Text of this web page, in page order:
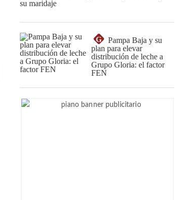
G
Pampa Baja y su
plan para elevar
distribución de leche a
Grupo Gloria: el factor
FEN